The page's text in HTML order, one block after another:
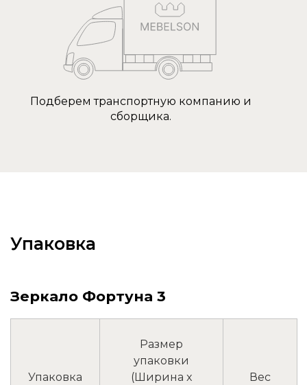
Подберем транспортную компанию и
сборщика.
Упаковка
Зеркало Фортуна 3
Упаковка
Размер
упаковки
(Ширина x
Вес